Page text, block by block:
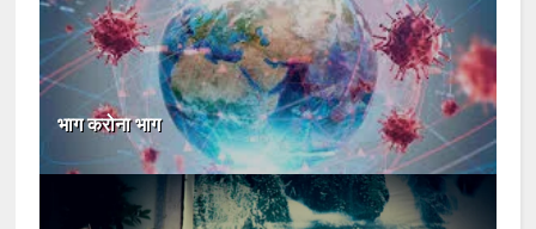
भाग करोना भाग